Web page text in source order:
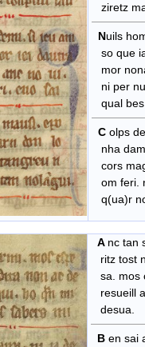
ziretz
Nuils
so que
mor
ni per
qual
C olps
nha
cors
om feri.
q(ua)r
A nc tan
ritz tost
sa. mos
resueill
desua.
B en sai